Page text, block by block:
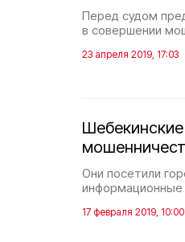
Перед судом
в совершении
23 апреля 2019, 17:03
Они посетили
информационные
17 февраля 2019, 10:00